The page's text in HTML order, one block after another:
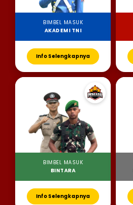
BIMBEL MASUK
AKADEMI TNI
Info Selengkapnya
BIMBEL MASUK
BINTARA
Info Selengkapnya